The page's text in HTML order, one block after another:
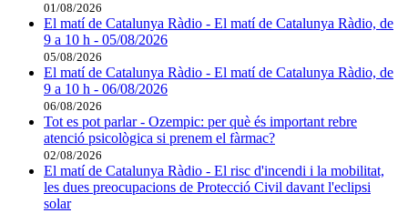
01/08/2026
El matí de Catalunya Ràdio - El matí de Catalunya Ràdio, de
9 a 10 h - 05/08/2026
05/08/2026
El matí de Catalunya Ràdio - El matí de Catalunya Ràdio, de
9 a 10 h - 06/08/2026
06/08/2026
Tot es pot parlar - Ozempic: per què és important rebre
atenció psicològica si prenem el fàrmac?
02/08/2026
El matí de Catalunya Ràdio - El risc d'incendi i la mobilitat,
les dues preocupacions de Protecció Civil davant l'eclipsi
solar